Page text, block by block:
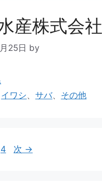
産株式会社
25日 by
イワシ、サバ、 その他
4 次 →